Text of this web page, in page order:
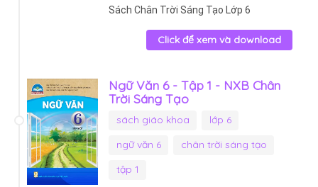
Sách Chân Trời Sáng Tạo Lớp 6
Click để xem và download
Ngữ Văn 6 - Tập 1 - NXB Chân
Trời Sáng Tạo
sách giáo khoa
lớp 6
ngữ văn 6
chân trời sáng tạo
tập 1